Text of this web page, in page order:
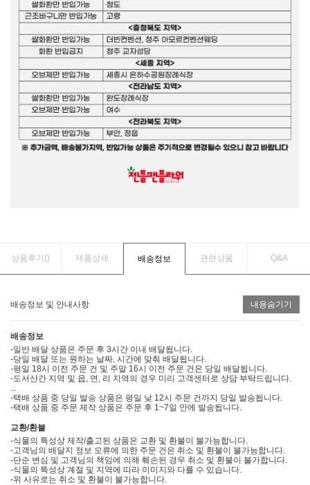
상품후기() 제품상세 배송정보 관련상품 Q&A
배송정보 및 안내사항 내용숨기기
배송정보
-일반 배달 상품은 주문 후 3시간 이내 배달됩니다.
-당일 배달 또는 원하는 날짜, 시간에 맞춰 배달됩니다.
-평일 18시 이전 주문 건 및 주말 16시 이전 주문 건은 당일 배달됩니다.
-도서산간 지역 및 읍, 면, 리 지역의 경우 미리 고객센터로 상담 부탁드립니다.
...
-택배 상품 중 당일 발송 상품은 평일 낮 12시 주문 건까지 당일 발송됩니다.
-택배 상품 중 주문 제작 상품은 주문 후 1~7일 안에 발송됩니다.
교환/환불
-식물의 특성상 제작/출고된 상품은 교환 및 환불이 불가능합니다.
-고객님의 배달지 정보 오류에 의한 주문 건은 취소 및 환불이 불가능합니다.
-단순 변심 및 고객님의 책임에 의해 훼손된 경우 취소 및 환불이 불가합니다.
-식물의 특성상 계절 및 지역에 따라 이미지와 다를 수 있습니다.
-위 사유로는 취소 및 환불이 불가능합니다.